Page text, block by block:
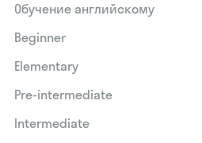
Обучение английскому
Beginner
Elementary
Pre-intermediate
Intermediate